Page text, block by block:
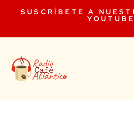
SUSCRÍBETE A
YOUTUBE